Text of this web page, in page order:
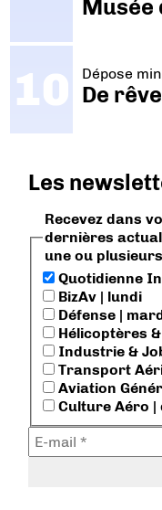
Musée
Dépose
De
Les
Recevez dans
dernières
une ou
Quotidienne
BizAv | lundi
Défense |
Hélicoptères
Industrie &
Transport
Aviation
Culture Aéro |